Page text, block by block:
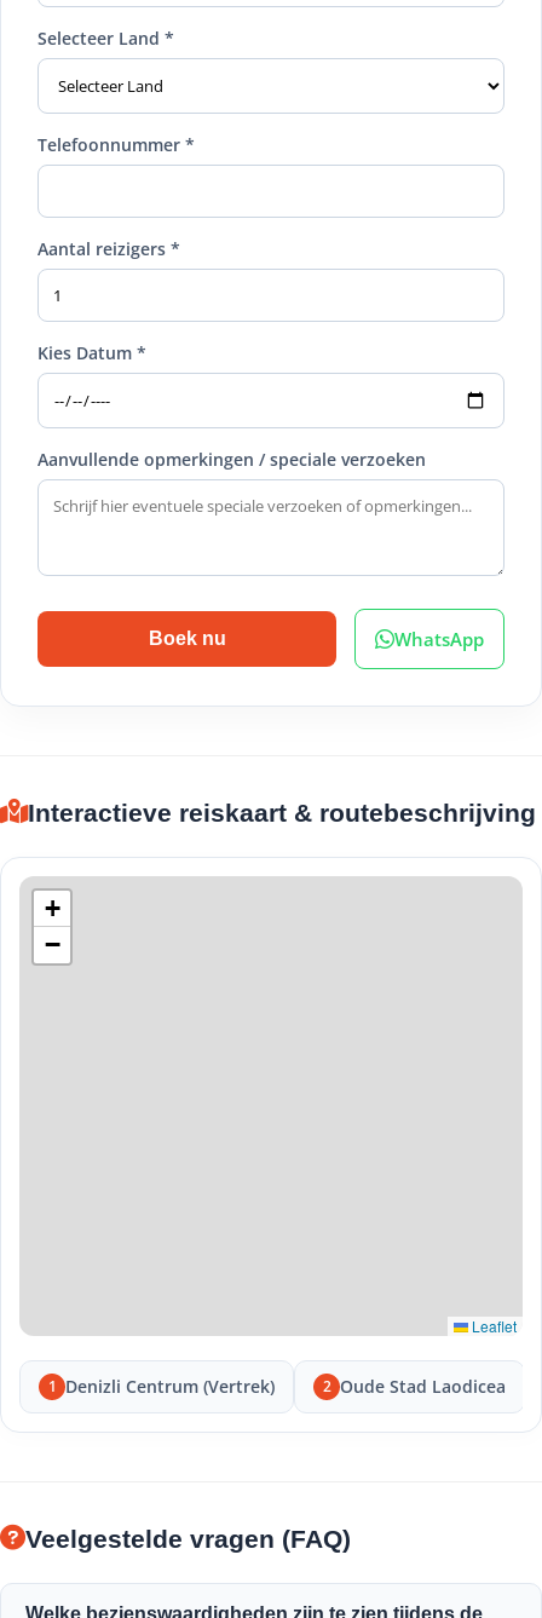
Selecteer Land *
Telefoonnummer *
Aantal reizigers *
Kies Datum *
Aanvullende opmerkingen / speciale verzoeken
Boek nu WhatsApp
Interactieve reiskaart & routebeschrijving
+
−
Leaflet
1 Denizli Centrum (Vertrek) 2 Oude Stad Laodicea
Veelgestelde vragen (FAQ)
Welke bezienswaardigheden zijn te zien tijdens de